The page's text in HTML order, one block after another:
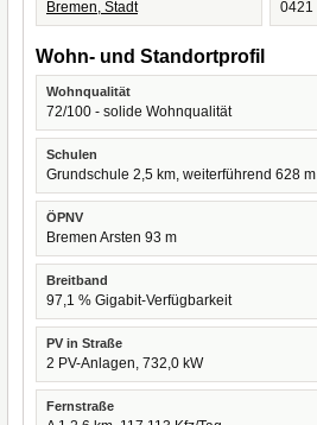
Bremen, Stadt 0421
Wohn- und Standortprofil
Wohnqualität
72/100 - solide Wohnqualität
Schulen
Grundschule 2,5 km, weiterführend 628 m
ÖPNV
Bremen Arsten 93 m
Breitband
97,1 % Gigabit-Verfügbarkeit
PV in Straße
2 PV-Anlagen, 732,0 kW
Fernstraße